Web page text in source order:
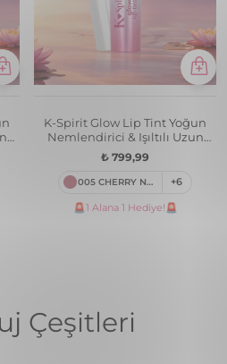
K-Spirit Glow Lip Tint Yoğun
Nemlendirici & Işıltılı Uzun
Süre Kalıcı Dudak Tint'i
₺ 799,99
005 CHERRY NOIR +6
🚨1 Alana 1 Hediye!🚨
Çeşitleri